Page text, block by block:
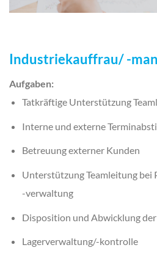
Industriekauffrau/ -
Aufgaben:
Tatkräftige Unterstützung
Interne und externe
Betreuung externer Kunden
Unterstützung Teamleitung bei
-verwaltung
Disposition und Abwicklung
Lagerverwaltung/-kontrolle